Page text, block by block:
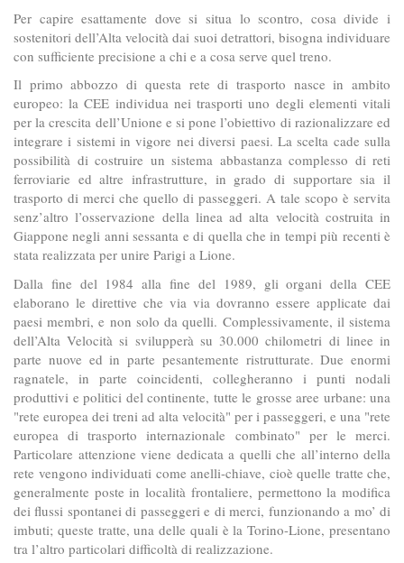
Per capire esattamente dove si situa lo scontro, cosa divide i
sostenitori dell’Alta velocità dai suoi detrattori, bisogna individuare
con sufficiente precisione a chi e a cosa serve quel treno.
Il primo abbozzo di questa rete di trasporto nasce in ambito
europeo: la CEE individua nei trasporti uno degli elementi vitali
per la crescita dell’Unione e si pone l’obiettivo di razionalizzare ed
integrare i sistemi in vigore nei diversi paesi. La scelta cade sulla
possibilità di costruire un sistema abbastanza complesso di reti
ferroviarie ed altre infrastrutture, in grado di supportare sia il
trasporto di merci che quello di passeggeri. A tale scopo è servita
senz’altro l’osservazione della linea ad alta velocità costruita in
Giappone negli anni sessanta e di quella che in tempi più recenti è
stata realizzata per unire Parigi a Lione.
Dalla fine del 1984 alla fine del 1989, gli organi della CEE
elaborano le direttive che via via dovranno essere applicate dai
paesi membri, e non solo da quelli. Complessivamente, il sistema
dell’Alta Velocità si svilupperà su 30.000 chilometri di linee in
parte nuove ed in parte pesantemente ristrutturate. Due enormi
ragnatele, in parte coincidenti, collegheranno i punti nodali
produttivi e politici del continente, tutte le grosse aree urbane: una
"rete europea dei treni ad alta velocità" per i passeggeri, e una "rete
europea di trasporto internazionale combinato" per le merci.
Particolare attenzione viene dedicata a quelli che all’interno della
rete vengono individuati come anelli-chiave, cioè quelle tratte che,
generalmente poste in località frontaliere, permettono la modifica
dei flussi spontanei di passeggeri e di merci, funzionando a mo’ di
imbuti; queste tratte, una delle quali è la Torino-Lione, presentano
tra l’altro particolari difficoltà di realizzazione.